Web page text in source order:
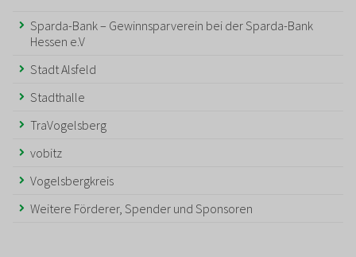
Sparda-Bank – Gewinnsparverein bei der Sparda-Bank
Hessen e.V
Stadt Alsfeld
Stadthalle
TraVogelsberg
vobitz
Vogelsbergkreis
Weitere Förderer, Spender und Sponsoren